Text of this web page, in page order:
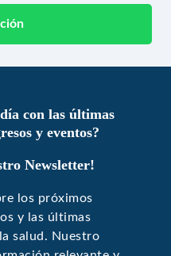
con las últimas
y eventos?
Newsletter!
los próximos
y las últimas
salud. Nuestro